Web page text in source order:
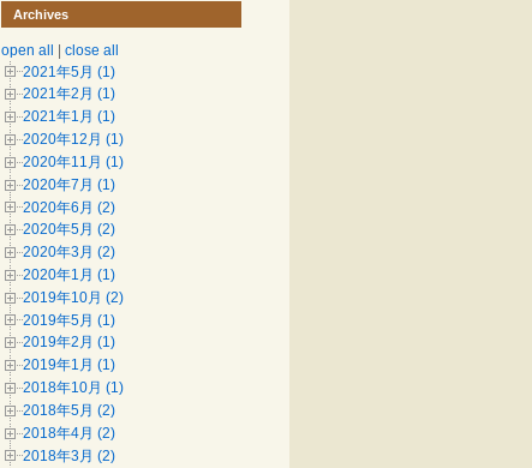
Archives
open all | close all
2021年5月 (1)
2021年2月 (1)
2021年1月 (1)
2020年12月 (1)
2020年11月 (1)
2020年7月 (1)
2020年6月 (2)
2020年5月 (2)
2020年3月 (2)
2020年1月 (1)
2019年10月 (2)
2019年5月 (1)
2019年2月 (1)
2019年1月 (1)
2018年10月 (1)
2018年5月 (2)
2018年4月 (2)
2018年3月 (2)